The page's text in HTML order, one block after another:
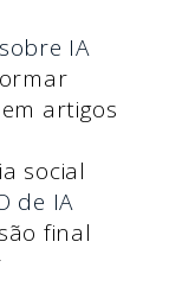
IA
artigos
social
de IA
final